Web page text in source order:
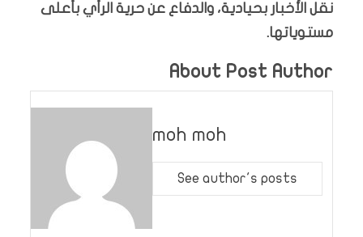
نقل الأخبار بحيادية، والدفاع عن حرية الرأي بأعلى
مستوياتها.
About Post Author
moh moh
See author's posts